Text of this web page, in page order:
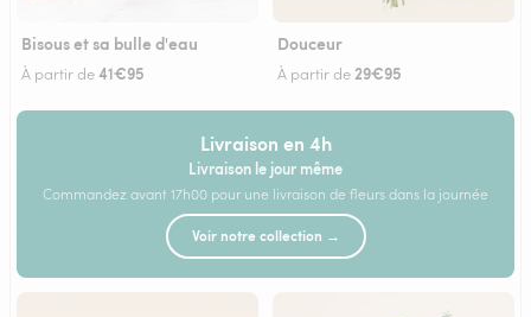
Bisous et sa bulle d'eau
À partir de41€95
Douceur
À partir de29€95
Livraison en 4h
Livraison le jour même
Commandez avant 17h00 pour une livraison de fleurs dans la journée
Voir notre collection →